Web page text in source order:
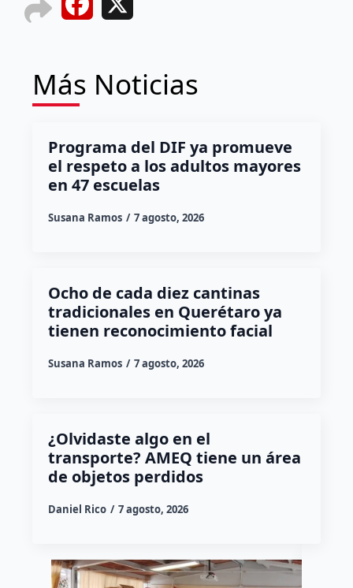
Facebook
Más Noticias
Programa del DIF ya promueve
el respeto a los adultos mayores
en 47 escuelas
Susana Ramos 7 agosto, 2026
Ocho de cada diez cantinas
tradicionales en Querétaro ya
tienen reconocimiento facial
Susana Ramos 7 agosto, 2026
¿Olvidaste algo en el
transporte? AMEQ tiene un área
de objetos perdidos
Daniel Rico 7 agosto, 2026